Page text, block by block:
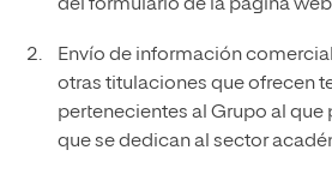
del formulario de la página
Envío de información
otras titulaciones que ofrecen
pertenecientes al Grupo al que
que se dedican al sector